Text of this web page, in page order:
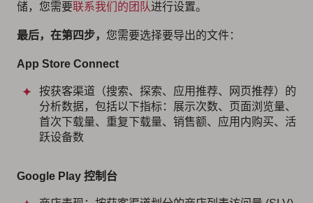
储，您需要联系我们的团队进行设置。
最后，在第四步， 您需要选择要导出的文件：
App Store Connect
按获客渠道（搜索、探索、应用推荐、网页推荐）的
分析数据，包括以下指标：展示次数、页面浏览量、
首次下载量、重复下载量、销售额、应用内购买、活
跃设备数
Google Play 控制台